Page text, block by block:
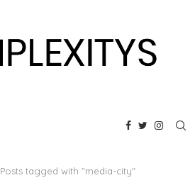
Posts tagged with "media-city"